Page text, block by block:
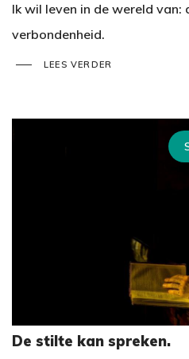
Ik wil leven in de wereld van:
verbondenheid.
LEES VERDER
De stilte kan spreken.